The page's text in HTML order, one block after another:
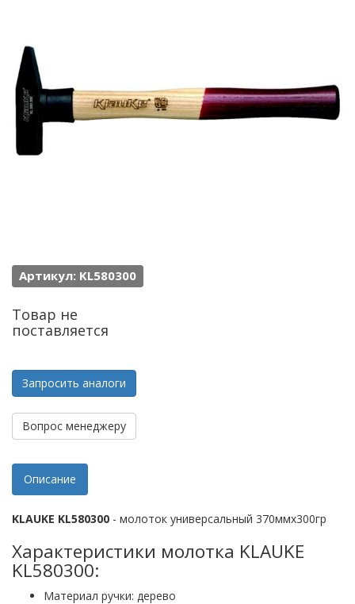
Артикул: KL580300
Товар не
поставляется
Запросить аналоги
Вопрос менеджеру
Описание
KLAUKE KL580300 - молоток универсальный 370ммх300гр
Характеристики молотка KLAUKE
KL580300:
Материал ручки: дерево